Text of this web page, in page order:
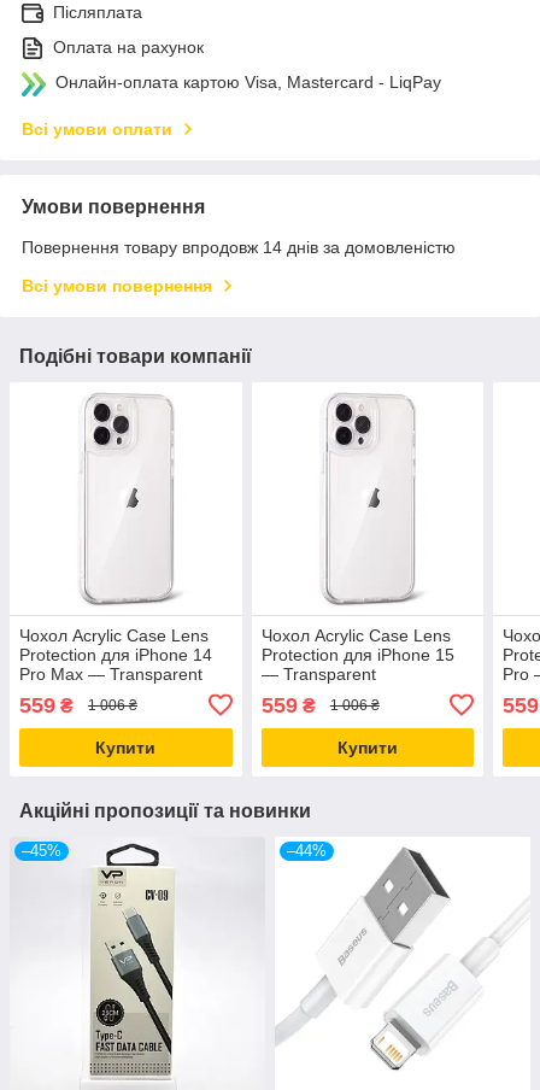
Післяплата
Оплата на рахунок
Онлайн-оплата картою Visa, Mastercard - LiqPay
Всі умови оплати
Умови повернення
Повернення товару впродовж 14 днів за домовленістю
Всі умови повернення
Подібні товари компанії
Чохол Acrylic Case Lens
Protection для iPhone 14
Pro Max — Transparent
559 ₴ 1 006 ₴
Купити
Чохол Acrylic Case Lens
Protection для iPhone 15
— Transparent
559₴ 1 006 ₴
Купити
Pro
559
Акційні пропозиції та новинки
–45% –44%